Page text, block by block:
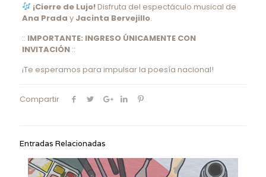
¡Cierre de Lujo!Disfruta del espectáculo musical de
Ana Prada y Jacinta Bervejillo.
:: IMPORTANTE: INGRESO ÚNICAMENTE CON
INVITACIÓN::
¡Te esperamos para impulsar la poesía nacional!
Compartir
Entradas Relacionadas